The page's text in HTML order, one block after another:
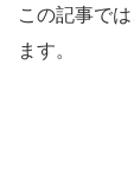
この記事では
ます。